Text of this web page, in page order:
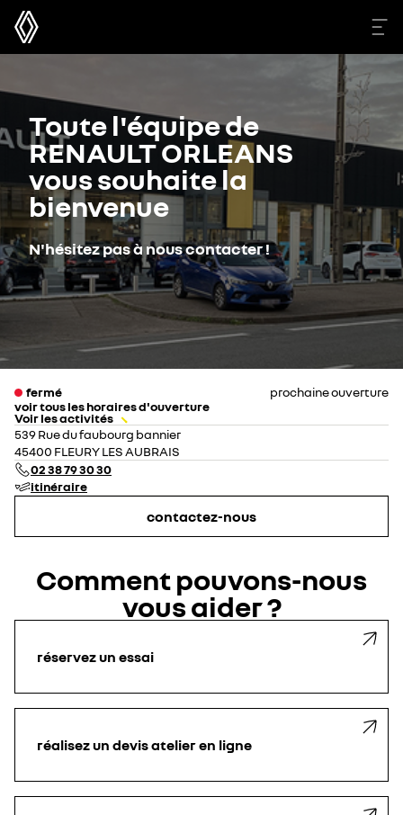
Toute l'équipe de
RENAULT ORLEANS
vous souhaite la
bienvenue
N'hésitez pas à nous contacter !
fermé
prochaine ouverture
voir tous les horaires d'ouverture
lundi
mardi
mercredi
jeudi
vendredi
Voir les activités
539 Rue du faubourg bannier
45400 FLEURY LES AUBRAIS
02 38 79 30 30
itinéraire
contactez-nous
Comment pouvons-nous
vous aider ?
réservez un essai
réalisez un devis atelier en ligne